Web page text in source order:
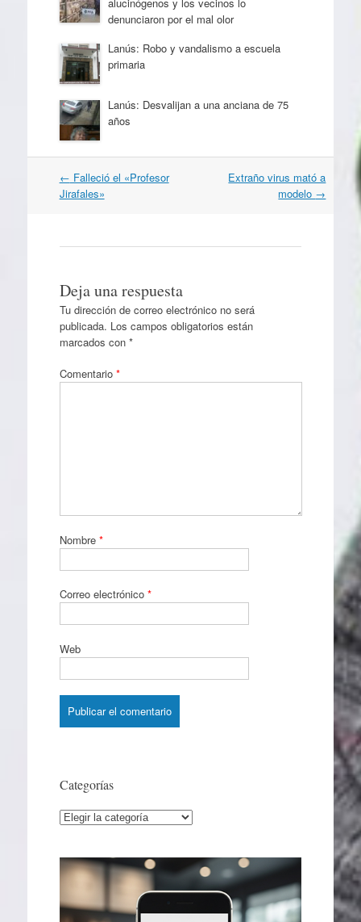
denunciaron por el mal olor
Lanús: Robo y vandalismo a escuela
primaria
Lanús: Desvalijan a una anciana de 75
años
Navegación
por
← Falleció el «Profesor
Jirafales»
Extraño virus mató a
modelo →
Deja una respuesta
Tu dirección de correo electrónico no será
publicada. Los campos obligatorios están
marcados con *
Comentario *
Nombre *
Correo electrónico *
Web
Categorías
Categorías